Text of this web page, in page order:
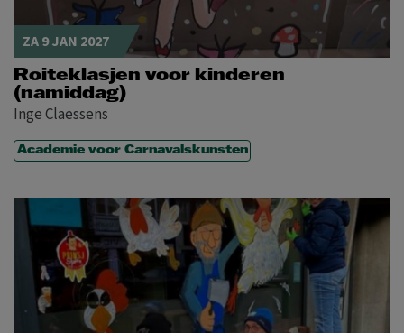
ZA 9 JAN 2027
Roiteklasjen voor kinderen
(namiddag)
Inge Claessens
Academie voor Carnavalskunsten